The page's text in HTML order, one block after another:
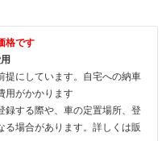
格です
にしています。自宅への納車
用がかかります
する際や、車の定置場所、登
る場合があります。詳しくは販